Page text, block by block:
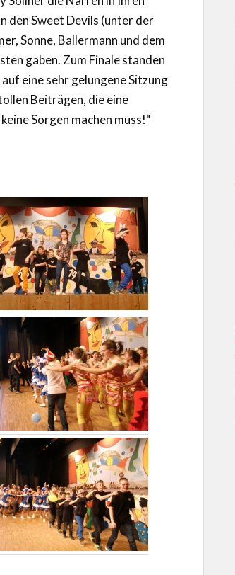
den Sweet Devils (unter der
Sonne, Ballermann und dem
gaben. Zum Finale standen
eine sehr gelungene Sitzung
Beiträgen, die eine
Sorgen machen muss!“